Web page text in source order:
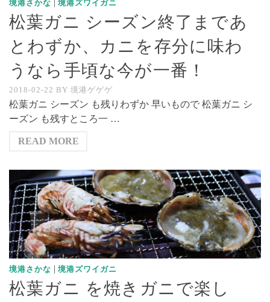
境港さかな | 境港ズワイガニ
松葉ガニ シーズン終了まであ
とわずか、カニを存分に味わ
うなら手頃な今が一番！
2018-02-22 BY 境港ゲゲゲ
松葉ガニ シーズン も残りわずか 早いもので 松葉ガニ シ
ーズン も残すところ一 …
READ MORE
境港さかな | 境港ズワイガニ
松葉ガニ を焼きガニで楽し